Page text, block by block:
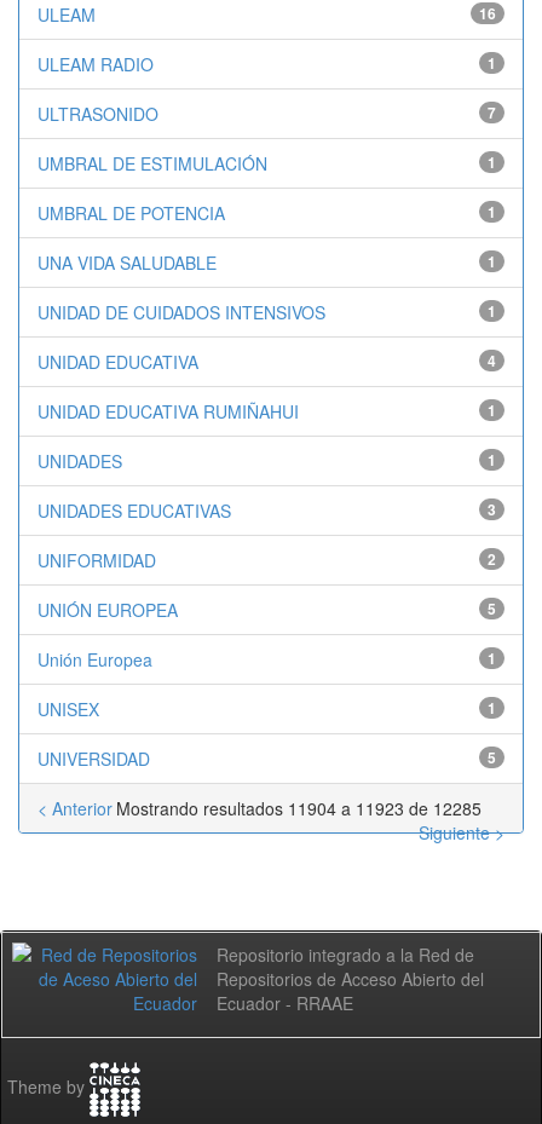
ULEAM 16
ULEAM RADIO 1
ULTRASONIDO 7
UMBRAL DE ESTIMULACIÓN 1
UMBRAL DE POTENCIA 1
UNA VIDA SALUDABLE 1
UNIDAD DE CUIDADOS INTENSIVOS 1
UNIDAD EDUCATIVA 4
UNIDAD EDUCATIVA RUMIÑAHUI 1
UNIDADES 1
UNIDADES EDUCATIVAS 3
UNIFORMIDAD 2
UNIÓN EUROPEA 5
Unión Europea 1
UNISEX 1
UNIVERSIDAD 5
Mostrando resultados 11904 a 11923 de 12285
< Anterior
Siguiente >
Repositorio integrado a la Red de
Repositorios de Acceso Abierto del
Ecuador - RRAAE
Theme by